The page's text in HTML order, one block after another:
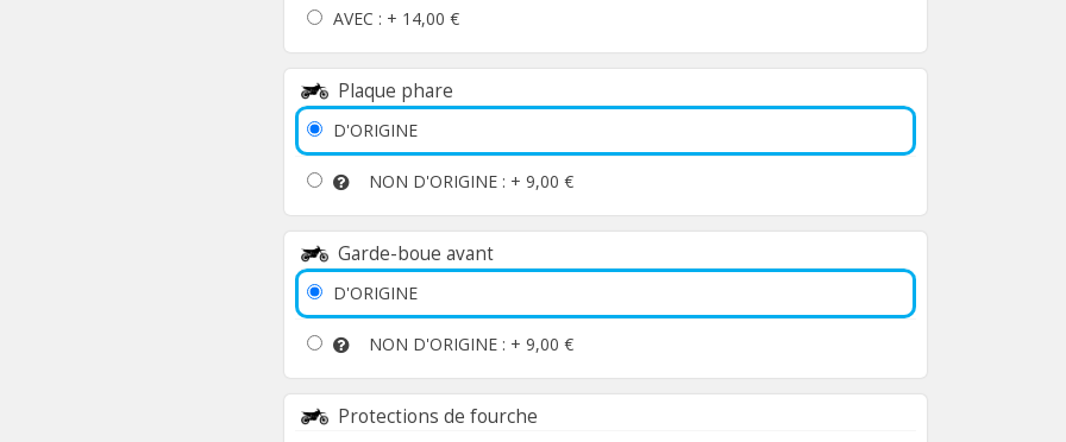
AVEC : + 14,00 €
Plaque phare
D'ORIGINE
NON D'ORIGINE : + 9,00 €
Garde-boue avant
D'ORIGINE
NON D'ORIGINE : + 9,00 €
Protections de fourche